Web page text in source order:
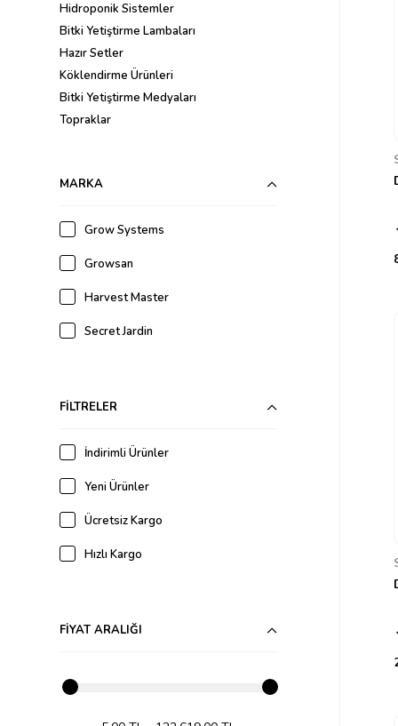
Hidroponik Sistemler
Bitki Yetiştirme Lambaları
Hazır Setler
Köklendirme Ürünleri
Bitki Yetiştirme Medyaları
Topraklar
Koku Gidericiler
Böcek İlaçları (Organik)
CO2 Kontrol
Yansıtıcı Filmler
Microgreen
Çeşitli Ürünler
Kahve&Tea
MARKA
Grow Systems
Growsan
Harvest Master
Secret Jardin
FILTRELER
İndirimli Ürünler
Yeni Ürünler
Ücretsiz Kargo
Hızlı Kargo
FIYAT ARALIĞI